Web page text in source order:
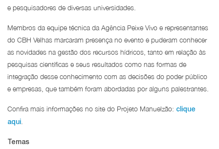
e pesquisadores de diversas universidades.
Membros da equipe técnica da Agência Peixe Vivo e representantes
do CBH Velhas marcaram presença no evento e puderam conhecer
as novidades na gestão dos recursos hídricos, tanto em relação às
pesquisas científicas e seus resultados como nas formas de
integração desse conhecimento com as decisões do poder público
e empresas, que também foram abordadas por alguns palestrantes.
Confira mais informações no site do Projeto Manuelzão: clique
aqui
Temas